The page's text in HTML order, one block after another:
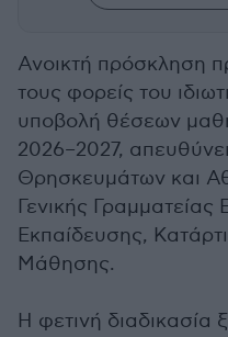
Ανοικτή πρόσκληση
τους φορείς του
υποβολή θέσεων
2026–2027,
Θρησκευμάτων και
Γενικής Γραμματείας
Εκπαίδευσης,
Μάθησης.
Η φετινή διαδικασία